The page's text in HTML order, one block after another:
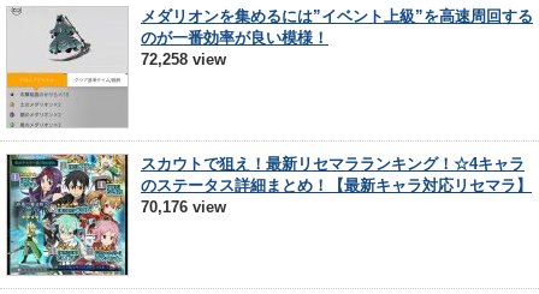
メダリオンを集めるには”イベント上級”を高速周回する
のが一番効率が良い模様！
72,258 view
スカウトで狙え！最新リセマラランキング！☆4キャラ
のステータス詳細まとめ！【最新キャラ対応リセマラ】
70,176 view